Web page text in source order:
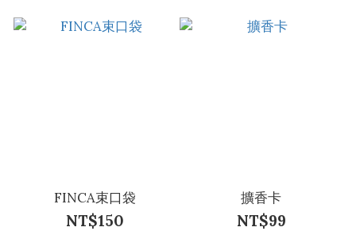
FINCA束口袋
NT$150
擴香卡
NT$99